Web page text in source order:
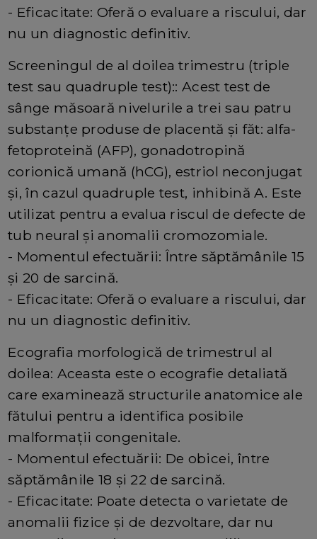
- Eficacitate: Oferă o evaluare a riscului, dar
nu un diagnostic definitiv.
Screeningul de al doilea trimestru (triple
test sau quadruple test):: Acest test de
sânge măsoară nivelurile a trei sau patru
substanțe produse de placentă și făt: alfa-
fetoproteină (AFP), gonadotropină
corionică umană (hCG), estriol neconjugat
și, în cazul quadruple test, inhibină A. Este
utilizat pentru a evalua riscul de defecte de
tub neural și anomalii cromozomiale.
- Momentul efectuării: Între săptămânile 15
și 20 de sarcină.
- Eficacitate: Oferă o evaluare a riscului, dar
nu un diagnostic definitiv.
Ecografia morfologică de trimestrul al
doilea: Aceasta este o ecografie detaliată
care examinează structurile anatomice ale
fătului pentru a identifica posibile
malformații congenitale.
- Momentul efectuării: De obicei, între
săptămânile 18 și 22 de sarcină.
- Eficacitate: Poate detecta o varietate de
anomalii fizice și de dezvoltare, dar nu